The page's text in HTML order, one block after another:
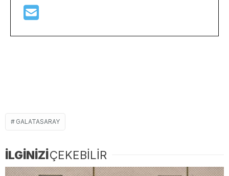
GALATASARAY
İLGİNİZİÇEKEBİLİR